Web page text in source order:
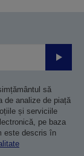
să
de analize de piață
și serviciile
pe baza
este descris în